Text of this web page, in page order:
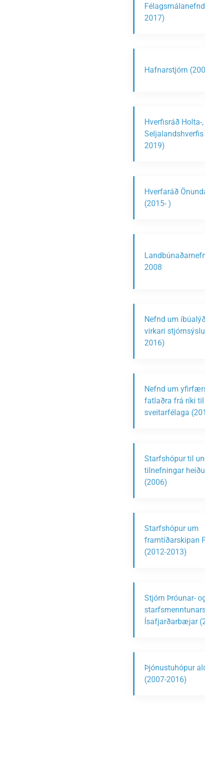
2017)
Hafnarstjórn
Hverfisráð Holta-
Seljalandshverfis
2019)
Hverfaráð
(2015- )
2008
Nefnd um
virkari
2016)
Nefnd um
fatlaðra frá ríki til
sveitarfélaga
Starfshópur til
tilnefningar
(2006)
Starfshópur um
framtíðarskipan
(2012-2013)
Stjórn Þróunar-
Ísafjarðarbæjar
Þjónustuhópur
(2007-2016)